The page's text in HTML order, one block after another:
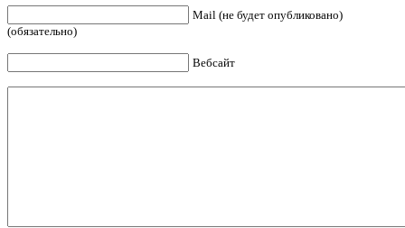
Mail (не будет опубликовано)
(обязательно)
Вебсайт